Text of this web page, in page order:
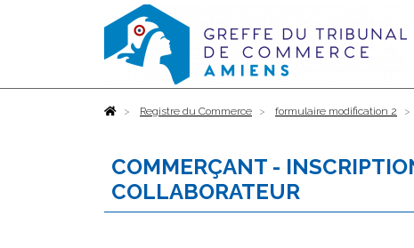
AccueilRegistre du Commerce formulaire modification 2
COMMERÇANT -
COLLABORATEUR